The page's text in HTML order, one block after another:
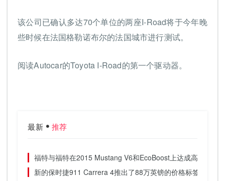
该公司已确认多达70个单位的两座I-Road将于今年晚
些时候在法国格勒诺布尔的法国城市进行测试。
阅读Autocar的Toyota I-Road的第一个驱动器。
最新 推荐
福特与福特在2015 Mustang V6和EcoBoost上达成高性能固
新的保时捷911 Carrera 4推出了88万英镑的价格标签